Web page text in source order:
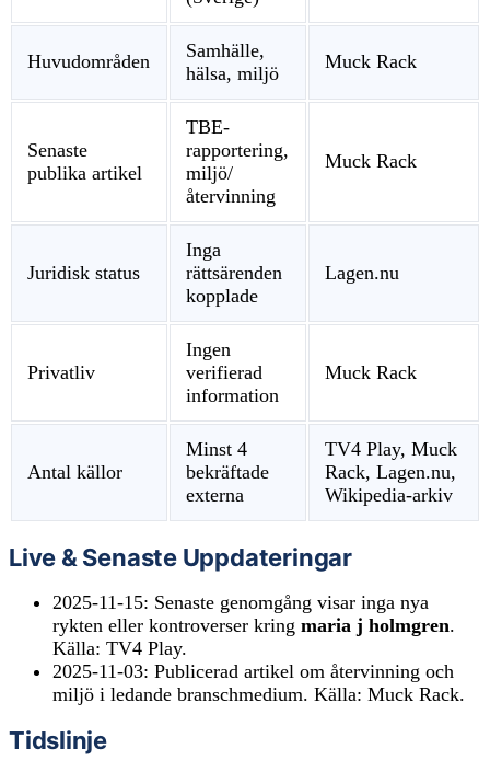
Huvudområden
Samhälle,
hälsa, miljö
Muck Rack
Senaste
publika artikel
TBE-
rapportering,
miljö/
återvinning
Muck Rack
Juridisk status
Inga
rättsärenden
kopplade
Lagen.nu
Privatliv
Ingen
verifierad
information
Muck Rack
Antal källor
Minst 4
bekräftade
externa
TV4 Play, Muck
Rack, Lagen.nu,
Wikipedia-arkiv
Live & Senaste Uppdateringar
2025-11-15: Senaste genomgång visar inga nya
rykten eller kontroverser kring maria j holmgren.
Källa: TV4 Play.
2025-11-03: Publicerad artikel om återvinning och
miljö i ledande branschmedium. Källa: Muck Rack.
Tidslinje